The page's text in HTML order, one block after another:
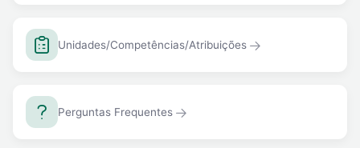
Unidades/Competências/Atribuições
Perguntas Frequentes